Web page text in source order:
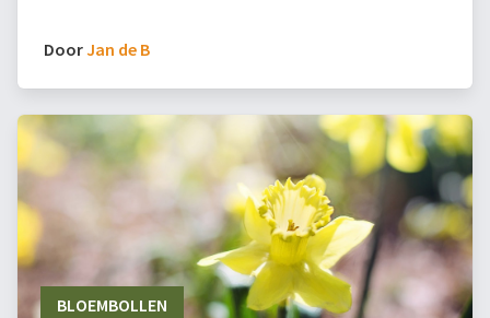
DoorJan de B
BLOEMBOLLEN